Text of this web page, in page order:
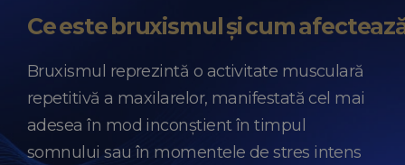
Ce este bruxismul și cum
Bruxismul reprezintă o activitate musculară
repetitivă a maxilarelor, manifestată cel mai
adesea în mod inconștient în timpul
somnului sau în momentele de stres intens